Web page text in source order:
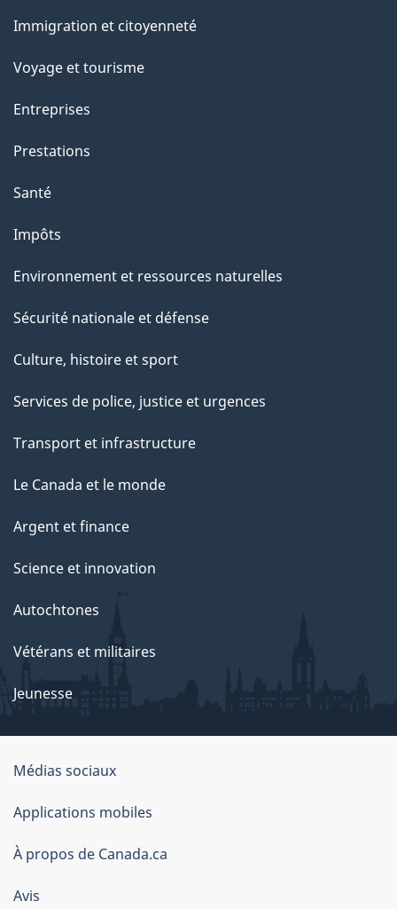
a
c
i
o
s
u
c
e
t
e
a
g
sujets
Immigration et citoyenneté
Voyage et tourisme
Entreprises
Prestations
Santé
Impôts
Environnement et ressources naturelles
Sécurité nationale et défense
Culture, histoire et sport
Services de police, justice et urgences
Transport et infrastructure
Le Canada et le monde
Argent et finance
Science et innovation
Autochtones
Vétérans et militaires
Jeunesse
À
propos
de
Médias sociaux
Applications mobiles
À propos de Canada.ca
Avis